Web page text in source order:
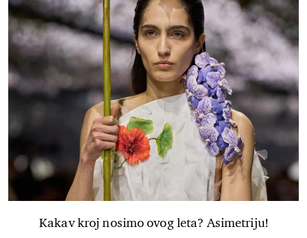
Kakav kroj nosimo ovog leta? Asimetriju!